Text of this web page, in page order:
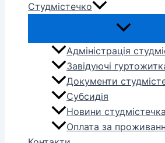
Студмістечко
Адміністрація
Завідуючі
Документи
Субсидія
Новини студмістечка
Оплата за